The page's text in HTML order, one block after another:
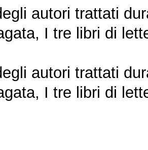
autori trattati
I tre libri di
autori trattati
I tre libri di